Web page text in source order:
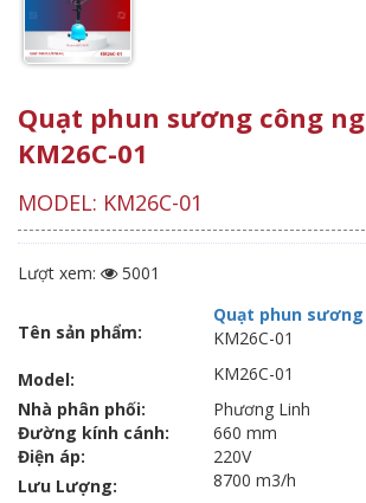
Quạt phun sương công
KM26C-01
MODEL: KM26C-01
Lượt xem: 5001
Tên sản phẩm:
Quạt phun
KM26C-01
Model:
KM26C-01
Nhà phân phối:
Phương Linh
Đường kính cánh:
660 mm
Điện áp:
220V
Lưu Lượng:
8700 m3/h